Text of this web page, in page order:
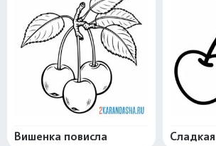
Вишенка повисла